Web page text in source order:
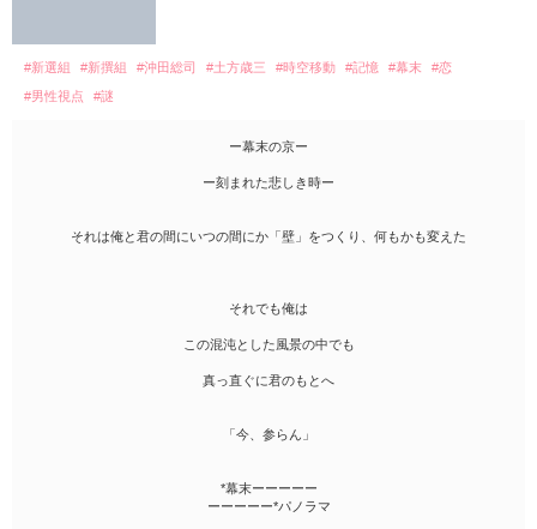
#新選組 #新撰組 #沖田総司 #土方歳三 #時空移動 #記憶 #幕末
#恋
#男性視点
#謎
ー幕末の京ー
ー刻まれた悲しき時ー
それは俺と君の間にいつの間にか「壁」をつくり、何もかも変えた
それでも俺は
この混沌とした風景の中でも
真っ直ぐに君のもとへ
「今、参らん」
*幕末ーーーーー
ーーーーー*パノラマ